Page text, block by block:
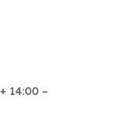
14:00 –